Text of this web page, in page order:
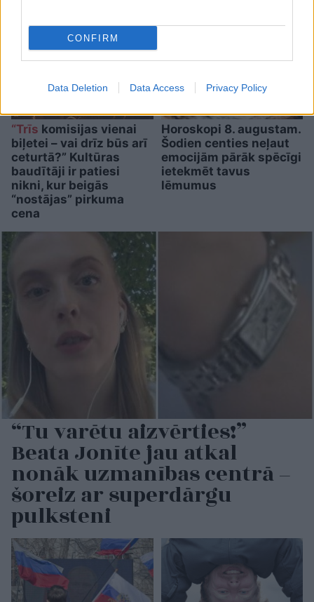
CONFIRM
Data Deletion Data Access Privacy Policy
“Trīs komisijas vienai
biļetei – vai drīz būs arī
ceturtā?” Kultūras
baudītāji ir patiesi
nikni, kur beigās
“nostājas” pirkuma
cena
Horoskopi 8. augustam.
Šodien centies neļaut
emocijām pārāk spēcīgi
ietekmēt tavus
lēmumus
“Tu varētu aizvērties!”
Beata Jonīte jau atkal
nonāk uzmanības centrā –
šoreiz ar superdārgu
pulksteni